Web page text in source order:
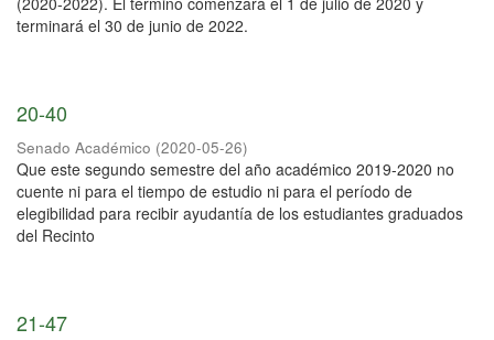
terminará el 30 de junio de 2022.
20-40
Senado Académico (2020-05-26)
Que este segundo semestre del año académico 2019-2020 no
cuente ni para el tiempo de estudio ni para el período de
elegibilidad para recibir ayudantía de los estudiantes graduados
del Recinto
21-47